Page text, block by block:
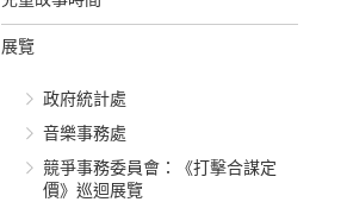
展覽
政府統計處
音樂事務處
競爭事務委員會：《打擊合謀定
價》巡迴展覽